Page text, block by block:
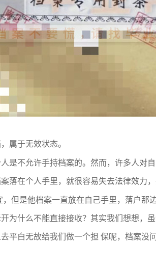
属于无效状态。
是不允许手持档案的。然而，许多人对
落在个人手里，就很容易失去法律效力，
但是他档案一直放在自己手里，落户那
为什么不能直接接收？其实我们想想，
平白无故给我们做一个担 保呢，档案没